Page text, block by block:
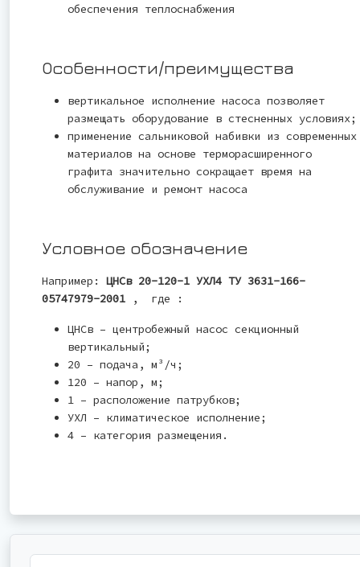
обеспечения теплоснабжения
Особенности/преимущества
вертикальное исполнение насоса позволяет
размещать оборудование в стесненных условиях;
применение сальниковой набивки из современных
материалов на основе терморасширенного
графита значительно сокращает время на
обслуживание и ремонт насоса
Условное обозначение
Например: ЦНСв 20-120-1 УХЛ4 ТУ 3631-166-
05747979-2001 , где :
ЦНСв – центробежный насос секционный
вертикальный;
20 – подача, м³/ч;
120 – напор, м;
1 – расположение патрубков;
УХЛ – климатическое исполнение;
4 – категория размещения.